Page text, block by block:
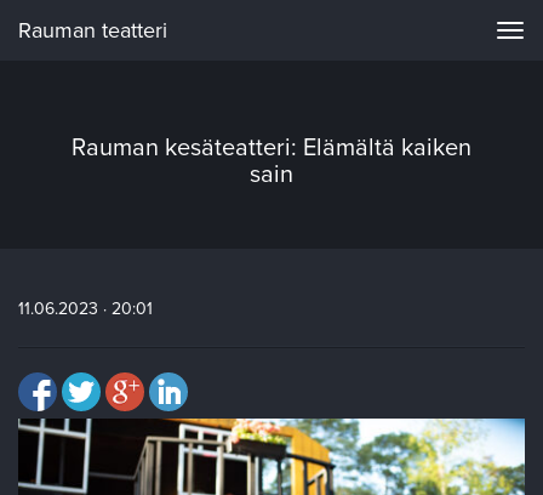
Rauman teatteri
Rauman kesäteatteri: Elämältä kaiken
sain
11.06.2023 · 20:01